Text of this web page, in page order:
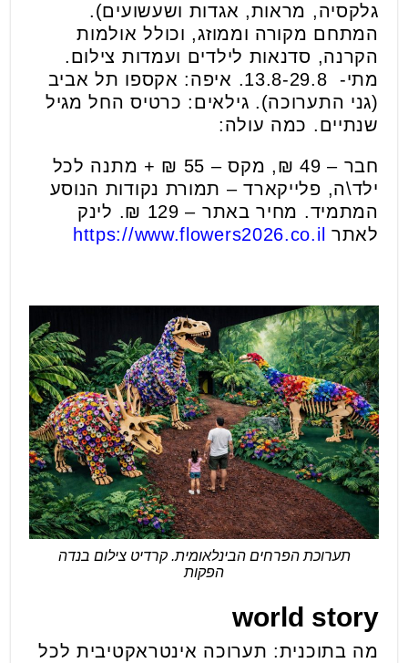
גלקסיה, מראות, אגדות ושעשועים).
המתחם מקורה וממוזג, וכולל אולמות
הקרנה, סדנאות לילדים ועמדות צילום.
מתי- 13.8-29.8. איפה: אקספו תל אביב
(גני התערוכה). גילאים: כרטיס החל מגיל
שנתיים. כמה עולה:
חבר – 49 ₪, מקס – 55 ₪ + מתנה לכל
ילד\ה, פלייקארד – תמורת נקודות הנוסע
המתמיד. מחיר באתר – 129 ₪. לינק
לאתר https://www.flowers2026.co.il
תערוכת הפרחים הבינלאומית. קרדיט צילום בנדה
הפקות
world story
מה בתוכנית: תערוכה אינטראקטיבית לכל